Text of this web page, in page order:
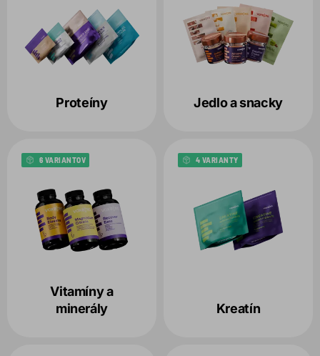
Proteíny Jedlo a snacky
Vitamíny a
minerály
6 VARIANTOV
Kreatín
4 VARIANTY
Zvolené filtre:
VARIANT:KARAMEL